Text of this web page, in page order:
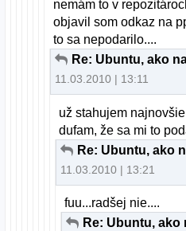
nemám to v
objavil som odkaz na
to sa nepodarilo....
11.03.2010 | 13:11
už stahujem
dufam, že sa mi to
11.03.2010 | 13:21
fuu...radšej nie....